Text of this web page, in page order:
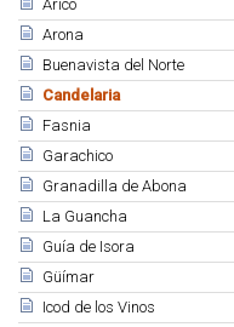
Arico
Arona
Buenavista del Norte
Candelaria
Fasnia
Garachico
Granadilla de Abona
La Guancha
Guía de Isora
Güímar
Icod de los Vinos